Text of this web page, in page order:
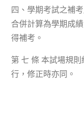
四、學期考試之補
合併計算為學期成
得補考。
第 七 條 本試場規
行，修正時亦同。